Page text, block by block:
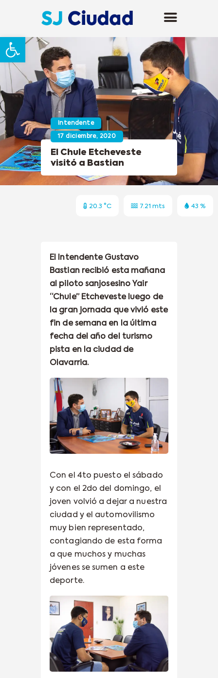
Abrir barra de herramientas
Intendente
17 diciembre, 2020
El Chule Etcheveste
visitó a Bastian
20.3 °C 7.21 mts 43 %
El Intendente Gustavo
Bastian recibió esta mañana
al piloto sanjosesino Yair
“Chule” Etcheveste luego de
la gran jornada que vivió este
fin de semana en la última
fecha del año del turismo
pista en la ciudad de
Olavarria.
Con el 4to puesto el sábado
y con el 2do del domingo, el
joven volvió a dejar a nuestra
ciudad y el automovilismo
muy bien representado,
contagiando de esta forma
a que muchos y muchas
jóvenes se sumen a este
deporte.